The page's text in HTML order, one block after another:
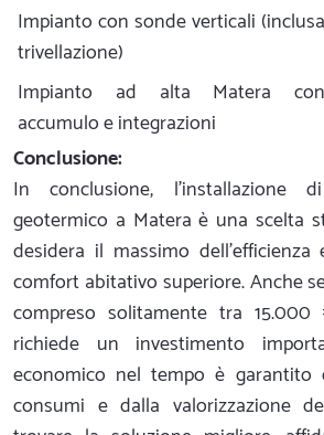
Impianto con sonde verticali (inclusa
trivellazione)
Impianto ad alta Matera con
accumulo e integrazioni
Conclusione:
In conclusione, l'installazione
geotermico a Matera è una scelta
desidera il massimo dell'efficienza
comfort abitativo superiore. Anche
compreso solitamente tra
richiede un investimento
economico nel tempo è garantito
consumi e dalla valorizzazione